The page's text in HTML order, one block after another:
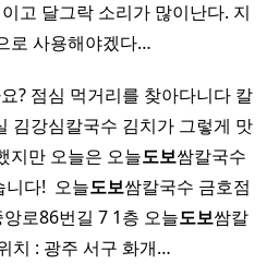
고 달그락 소리가 많이난다. 지
로 사용해야겠다…
? 점심 먹거리를 찾아다니다 칼
김강심칼국수 김치가 그렇게 맛
지만 오늘은 오늘도보쌈칼국수
다! ​ 오늘도보쌈칼국수 금호점
로86번길 7 1층 오늘도보쌈칼
치 : 광주 서구 화개…